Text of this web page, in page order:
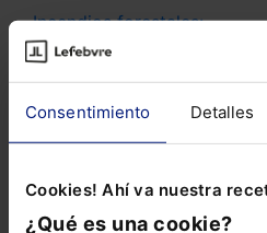
Consentimiento Detalles
Cookies! Ahí va nuestra
¿Qué es una cookie?
Incendios forestales:
medidas urgentes de
social